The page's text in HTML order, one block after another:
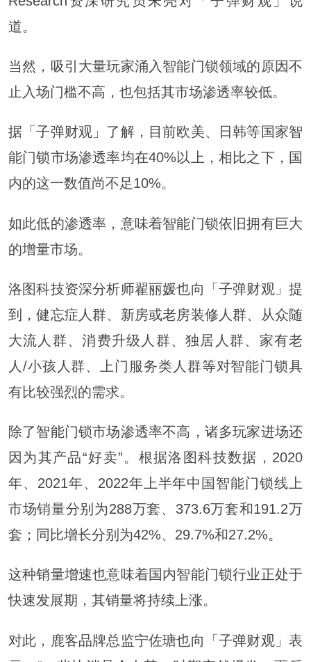
道。
当然，吸引大量玩家涌入智能门锁领域的原因不
止入场门槛不高，也包括其市场渗透率较低。
据「子弹财观」了解，目前欧美、日韩等国家智
能门锁市场渗透率均在40%以上，相比之下，国
内的这一数值尚不足10%。
如此低的渗透率，意味着智能门锁依旧拥有巨大
的增量市场。
洛图科技资深分析师翟丽媛也向「子弹财观」提
到，健忘症人群、新房或老房装修人群、从众随
大流人群、消费升级人群、独居人群、家有老
人/小孩人群、上门服务类人群等对智能门锁具
有比较强烈的需求。
除了智能门锁市场渗透率不高，诸多玩家进场还
因为其产品“好卖”。根据洛图科技数据，2020
年、2021年、2022年上半年中国智能门锁线上
市场销量分别为288万套、373.6万套和191.2万
套；同比增长分别为42%、29.7%和27.2%。
这种销量增速也意味着国内智能门锁行业正处于
快速发展期，其销量将持续上涨。
对此，鹿客品牌总监宁佐瑭也向「子弹财观」表